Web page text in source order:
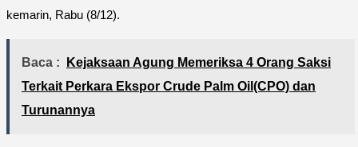
kemarin, Rabu (8/12).
Baca :
Kejaksaan Agung Memeriksa 4 Orang Saksi
Terkait Perkara Ekspor Crude Palm Oil(CPO) dan
Turunannya